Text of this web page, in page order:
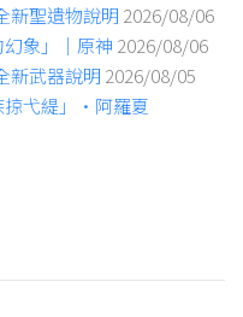
新聖遺物說明 2026/08/06
象」｜原神 2026/08/06
新武器說明 2026/08/05
弋緹」·阿羅夏